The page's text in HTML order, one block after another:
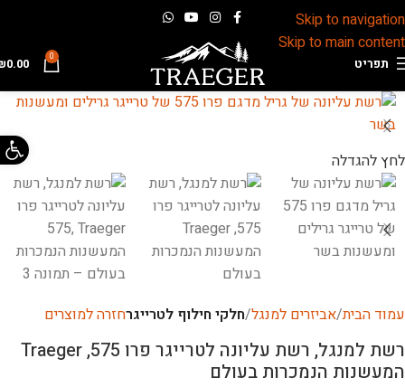
Skip to navigation
Skip to main content
תפריט 0
0.00
לחץ להגדלה
עמוד הבית אביזרים למנגל חלקי חילוף לטרייגרחזרה למוצרים
רשת למנגל, רשת עליונה לטרייגר פרו 575, Traeger
המעשנות הנמכרות בעולם